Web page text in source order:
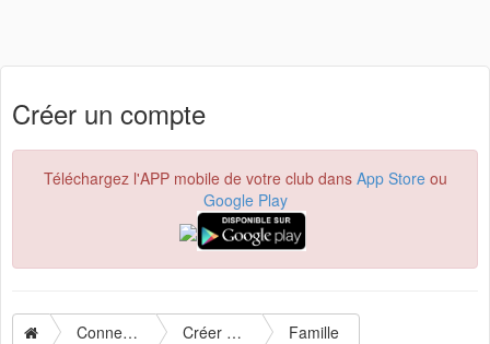
Créer un compte
Téléchargez l'APP mobile de votre club dans App Storeou
Google Play
Connexion Créer un compte Famille